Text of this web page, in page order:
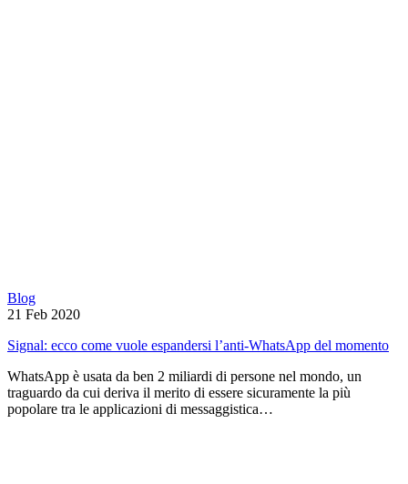
Blog
21 Feb 2020
Signal: ecco come vuole espandersi l’anti-WhatsApp del momento
WhatsApp è usata da ben 2 miliardi di persone nel mondo, un
traguardo da cui deriva il merito di essere sicuramente la più
popolare tra le applicazioni di messaggistica…